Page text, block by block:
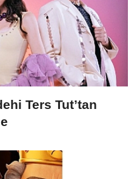
Ters Tut’tan